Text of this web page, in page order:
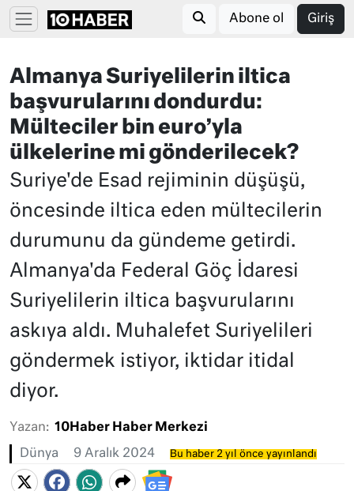
Abone ol Giriş
Almanya Suriyelilerin iltica
başvurularını dondurdu:
Mülteciler bin euro’yla
ülkelerine mi gönderilecek?
Suriye'de Esad rejiminin düşüşü,
öncesinde iltica eden mültecilerin
durumunu da gündeme getirdi.
Almanya'da Federal Göç İdaresi
Suriyelilerin iltica başvurularını
askıya aldı. Muhalefet Suriyelileri
göndermek istiyor, iktidar itidal
diyor.
Yazan: 10Haber Haber Merkezi
Dünya 9 Aralık 2024 Bu haber 2 yıl önce yayınlandı